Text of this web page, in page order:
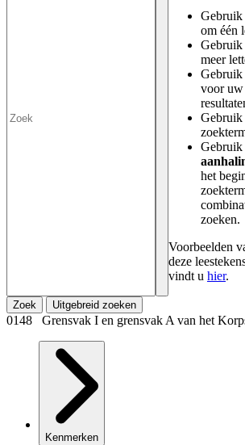
Gebruik
om één
Gebruik
meer
Gebruik
voor uw
Gebruik
Gebruik
het
zoeken.
Voorbeelden
deze
vindt u hier.
Zoek Uitgebreid zoeken
0148 Grensvak I en grensvak A van het
Kenmerken